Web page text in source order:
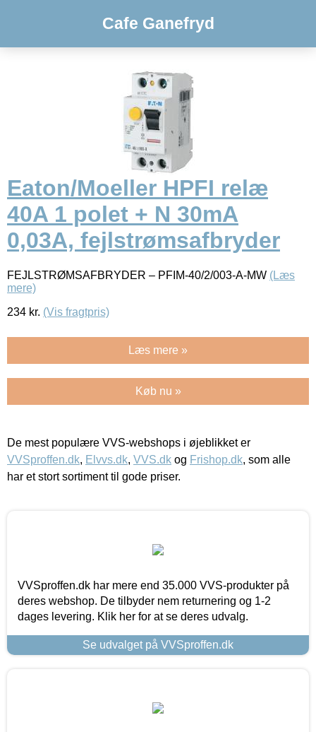
Cafe Ganefryd
Eaton/Moeller HPFI relæ
40A 1 polet + N 30mA
0,03A, fejlstrømsafbryder
FEJLSTRØMSAFBRYDER – PFIM-40/2/003-A-MW (Læs
mere)
234 kr. (Vis fragtpris)
Læs mere »
Køb nu »
De mest populære VVS-webshops i øjeblikket er
VVSproffen.dk, Elvvs.dk, VVS.dk og Frishop.dk, som alle
har et stort sortiment til gode priser.
VVSproffen.dk har mere end 35.000 VVS-produkter på
deres webshop. De tilbyder nem returnering og 1-2
dages levering. Klik her for at se deres udvalg.
Se udvalget på VVSproffen.dk